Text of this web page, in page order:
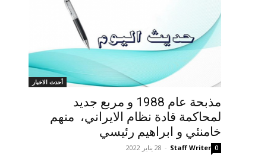
أحدث الاخبار
مذبحة عام 1988 و مربع جدید
لمحاکمة قادة نظام الایراني، منهم
خامنئي و ابراهیم رئیسي
Staff Writer
- 28 يناير 2022 0